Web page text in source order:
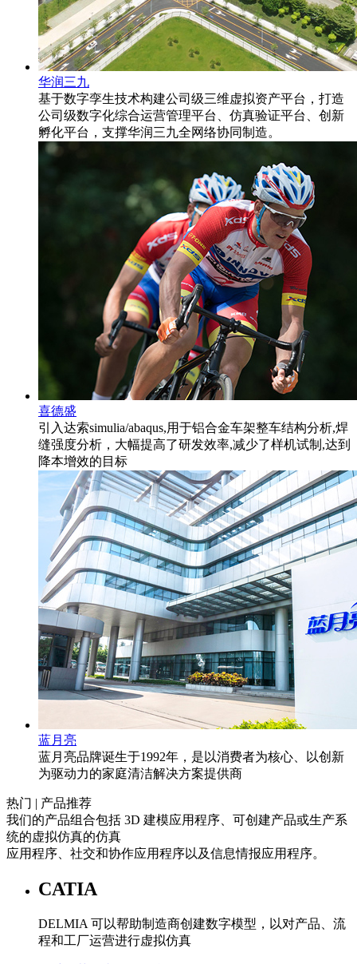
华润三九
基于数字孪生技术构建公司级三维虚拟资产平台，打造
公司级数字化综合运营管理平台、仿真验证平台、创新
孵化平台，支撑华润三九全网络协同制造。
喜德盛
引入达索simulia/abaqus,用于铝合金车架整车结构分析,焊
缝强度分析，大幅提高了研发效率,减少了样机试制,达到
降本增效的目标
蓝月亮
蓝月亮品牌诞生于1992年，是以消费者为核心、以创新
为驱动力的家庭清洁解决方案提供商
热门 | 产品推荐
我们的产品组合包括 3D 建模应用程序、可创建产品或生产系
统的虚拟仿真的仿真
应用程序、社交和协作应用程序以及信息情报应用程序。
CATIA
DELMIA 可以帮助制造商创建数字模型，以对产品、流
程和工厂运营进行虚拟仿真